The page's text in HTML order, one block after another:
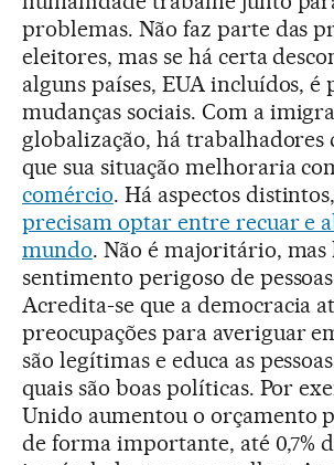
problemas. Não faz parte das
eleitores, mas se há certa
alguns países, EUA incluídos, é
mudanças sociais. Com a
globalização, há trabalhadores
que sua situação melhoraria
comércio. Há aspectos
precisam optar entre recuar e
mundo. Não é majoritário, mas
sentimento perigoso de
Acredita-se que a democracia
preocupações para averiguar
são legítimas e educa as
quais são boas políticas. Por
Unido aumentou o orçamento
de forma importante, até 0,7%